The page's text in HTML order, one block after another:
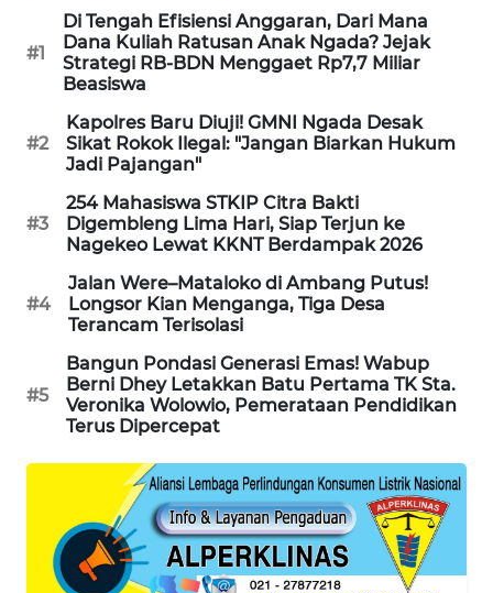
#1
Di Tengah Efisiensi Anggaran, Dari Mana
Dana Kuliah Ratusan Anak Ngada? Jejak
Strategi RB-BDN Menggaet Rp7,7 Miliar
Beasiswa
#2
Kapolres Baru Diuji! GMNI Ngada Desak
Sikat Rokok Ilegal: "Jangan Biarkan Hukum
Jadi Pajangan"
#3
254 Mahasiswa STKIP Citra Bakti
Digembleng Lima Hari, Siap Terjun ke
Nagekeo Lewat KKNT Berdampak 2026
#4
Jalan Were–Mataloko di Ambang Putus!
Longsor Kian Menganga, Tiga Desa
Terancam Terisolasi
#5
Bangun Pondasi Generasi Emas! Wabup
Berni Dhey Letakkan Batu Pertama TK Sta.
Veronika Wolowio, Pemerataan Pendidikan
Terus Dipercepat
NEWS
JURNAL
MARITIM
HUMBANG
NEWS
GARONGGANG
NEWS
FISUELRI
ID
ENERGI
NEWS
BERKAT
NEWS